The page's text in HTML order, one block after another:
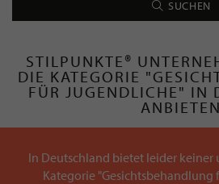
SUCHEN
STILPUNKTE®
DIE KATEGORIE
FÜR JUGENDLICHE" IN
ANBIETEN
In Deutschland bietet leider keiner
Kategorie "Gesichtsbehandlung